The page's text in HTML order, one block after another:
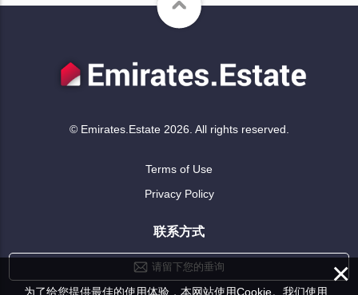
© Emirates.Estate 2026. All rights reserved.
Terms of Use
Privacy Policy
联系方式
请留下您的垂询 ×
为了给您提供最佳的使用体验，本网站使用Cookie。我们使用